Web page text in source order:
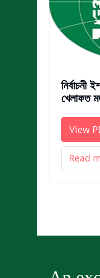
নির্বাচনী
খেলাফত
View
Read